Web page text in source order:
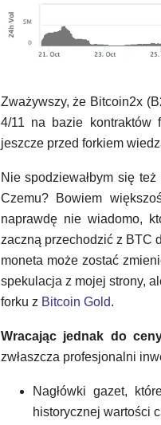
Zważywszy, że Bitcoin2x
4/11 na bazie kontraktów
jeszcze przed forkiem
Nie spodziewałbym się
Czemu? Bowiem
naprawdę nie wiadomo,
zaczną przechodzić z BTC
moneta może zostać
spekulacja z mojej strony,
forku z Bitcoin Gold.
Wracając jednak do
zwłaszcza profesjonalni
Nagłówki gazet,
historycznej wartości